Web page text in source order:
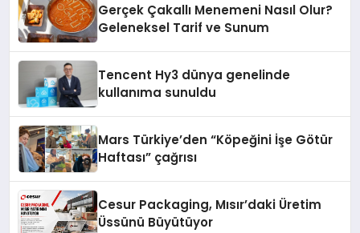
Gerçek Çakallı Menemeni Nasıl Olur?
Geleneksel Tarif ve Sunum
Tencent Hy3 dünya genelinde
kullanıma sunuldu
Mars Türkiye’den “Köpeğini İşe Götür
Haftası” çağrısı
Cesur Packaging, Mısır’daki Üretim
Üssünü Büyütüyor